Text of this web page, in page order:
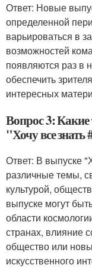
Ответ: Новые
определенной
варьироваться в
возможностей
появляются раз в
обеспечить
интересных
Вопрос 3:
"Хочу все знать
Ответ: В выпуске
различные темы,
культурой,
выпуске могут
области
странах, влияние
общество или
искусственного